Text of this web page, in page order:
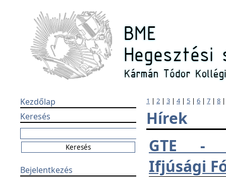
Kezdőlap
Keresés
Bejelentkezés
1 | 2 | 3 | 4| 5 | 6 | 7 | 8
Hírek
GTE -
Ifjúsági